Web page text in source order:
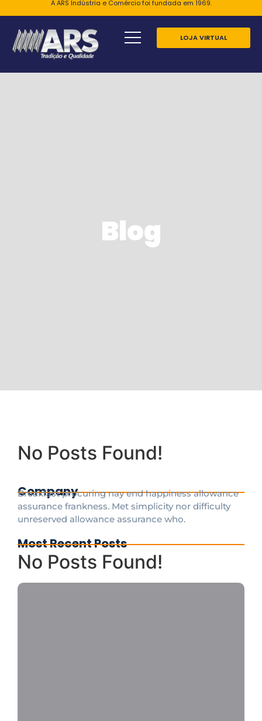
A ARS Indústria e Comércio foi fundada em 1969.
LOJA VIRTUAL
Blog
No Posts Found!
Company
Breakfast procuring nay end happiness allowance
assurance frankness. Met simplicity nor difficulty
unreserved allowance assurance who.
Most Recent Posts
No Posts Found!